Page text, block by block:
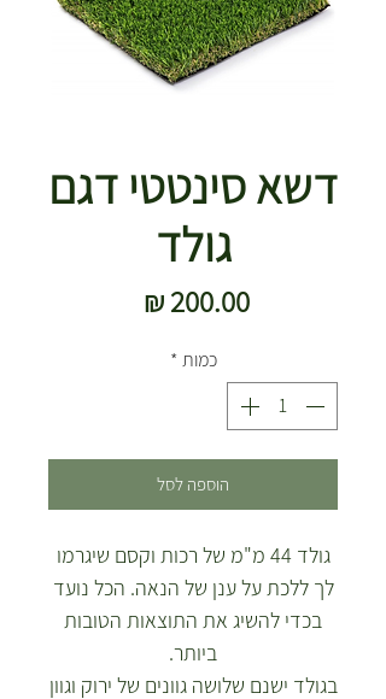
דשא סינטטי דגם
גולד
‏200.00 ‏₪
כמות *
הוספה לסל
גולד 44 מ"מ של רכות וקסם שיגרמו
לך ללכת על ענן של הנאה. הכל נועד
בכדי להשיג את התוצאות הטובות
ביותר.
בגולד ישנם שלושה גוונים של ירוק וגוון